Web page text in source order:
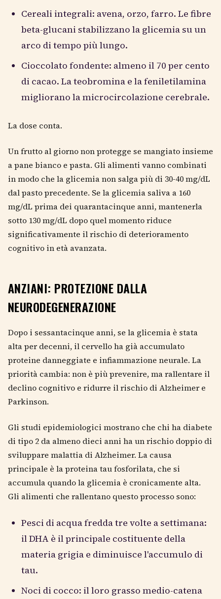
Cereali integrali: avena, orzo, farro. Le fibre
beta-glucani stabilizzano la glicemia su un
arco di tempo più lungo.
Cioccolato fondente: almeno il 70 per cento
di cacao. La teobromina e la feniletilamina
migliorano la microcircolazione cerebrale.
La dose conta.
Un frutto al giorno non protegge se mangiato insieme
a pane bianco e pasta. Gli alimenti vanno combinati
in modo che la glicemia non salga più di 30-40 mg/dL
dal pasto precedente. Se la glicemia saliva a 160
mg/dL prima dei quarantacinque anni, mantenerla
sotto 130 mg/dL dopo quel momento riduce
significativamente il rischio di deterioramento
cognitivo in età avanzata.
ANZIANI: PROTEZIONE DALLA
NEURODEGENERAZIONE
Dopo i sessantacinque anni, se la glicemia è stata
alta per decenni, il cervello ha già accumulato
proteine danneggiate e infiammazione neurale. La
priorità cambia: non è più prevenire, ma rallentare il
declino cognitivo e ridurre il rischio di Alzheimer e
Parkinson.
Gli studi epidemiologici mostrano che chi ha diabete
di tipo 2 da almeno dieci anni ha un rischio doppio di
sviluppare malattia di Alzheimer. La causa
principale è la proteina tau fosforilata, che si
accumula quando la glicemia è cronicamente alta.
Gli alimenti che rallentano questo processo sono:
Pesci di acqua fredda tre volte a settimana:
il DHA è il principale costituente della
materia grigia e diminuisce l'accumulo di
tau.
Noci di cocco: il loro grasso medio-catena